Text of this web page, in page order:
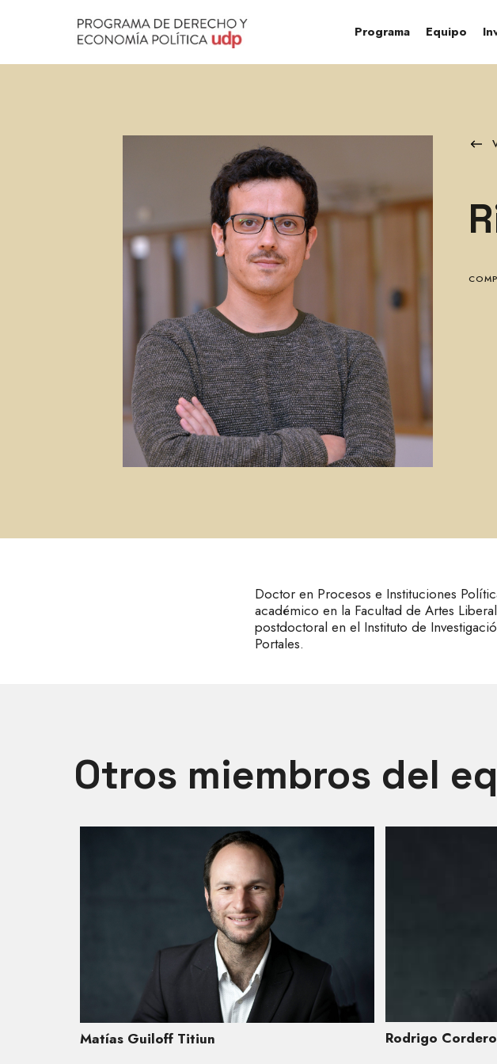
Programa Equipo
Doctor en Procesos e Instituciones
académico en la Facultad de Artes
postdoctoral en el Instituto de
Portales.
Otros miembros del
Matías Guiloff Titiun
Rodrigo Cordero